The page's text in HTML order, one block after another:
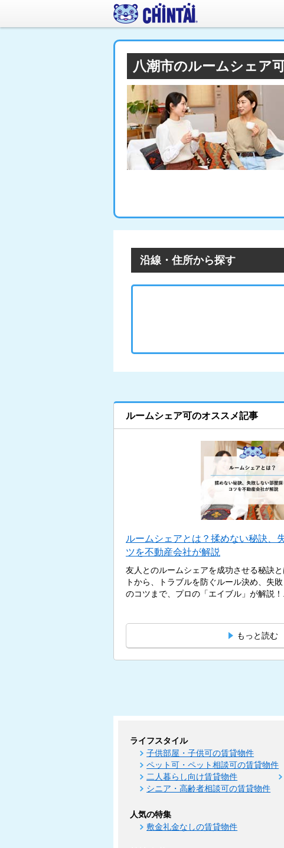
八潮市のルームシェア
沿線・住所から探す
ルームシェア可のオススメ記事
ルームシェアとは？揉めない秘訣、
ツを不動産会社が解説
友人とのルームシェアを成功させる秘訣
トから、トラブルを防ぐルール決め、失
のコツまで、プロの「エイブル」が解説！
もっと読む
ライフスタイル
子供部屋・子供可の賃貸物件
ペット可・ペット相談可の賃貸物件
二人暮らし向け賃貸物件
シニア・高齢者相談可の賃貸物件
人気の特集
敷金礼金なしの賃貸物件